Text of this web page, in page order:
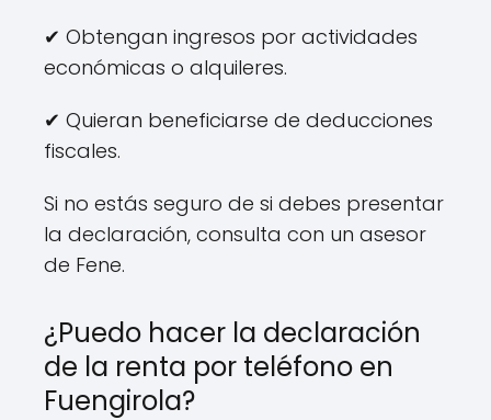
✔ Obtengan ingresos por actividades
económicas o alquileres.
✔ Quieran beneficiarse de deducciones
fiscales.
Si no estás seguro de si debes presentar
la declaración, consulta con un asesor
de Fene.
¿Puedo hacer la declaración
de la renta por teléfono en
Fuengirola?